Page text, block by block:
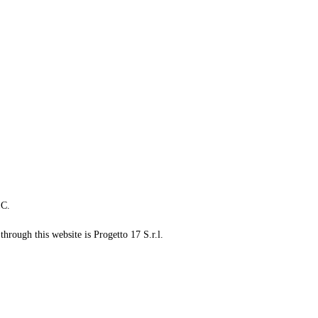
this website is Progetto 17 S.r.l.